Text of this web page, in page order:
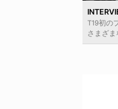
T19初の
さまざま